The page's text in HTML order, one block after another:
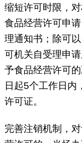
缩短许可时限，
食品经营许可申
理通知书；除可
可机关自受理申
予食品经营许可
日起5个工作日内
许可证。
完善注销机制，